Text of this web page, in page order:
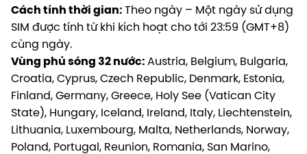
Cách tính thời gian: Theo ngày – Một ngày sử dụng
SIM được tính từ khi kích hoạt cho tới 23:59 (GMT+8)
cùng ngày.
Vùng phủ sóng 32 nước: Austria, Belgium, Bulgaria,
Croatia, Cyprus, Czech Republic, Denmark, Estonia,
Finland, Germany, Greece, Holy See (Vatican City
State), Hungary, Iceland, Ireland, Italy, Liechtenstein,
Lithuania, Luxembourg, Malta, Netherlands, Norway,
Poland, Portugal, Reunion, Romania, San Marino,